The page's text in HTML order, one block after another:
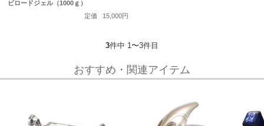
ビロードジェル（1000ｇ）
定価
15,000円
3件中 1〜3件目
おすすめ・関連アイテム